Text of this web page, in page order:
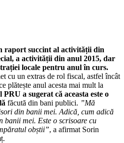
raport succint al activității din
a activității din anul 2015, dar
locale pentru anul în curs.
cu un extras de rol fiscal, astfel încât
plătește anul acesta mai mult la
a sugerat că aceasta este o
făcută din bani publici. ”Mă
din banii mei. Adică, cum adică
banii mei. Este o scrisoare cu
obștii”, a afirmat Sorin